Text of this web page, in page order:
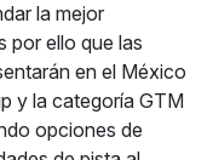
la mejor
por ello que las
en el México
y la categoría GTM
opciones de